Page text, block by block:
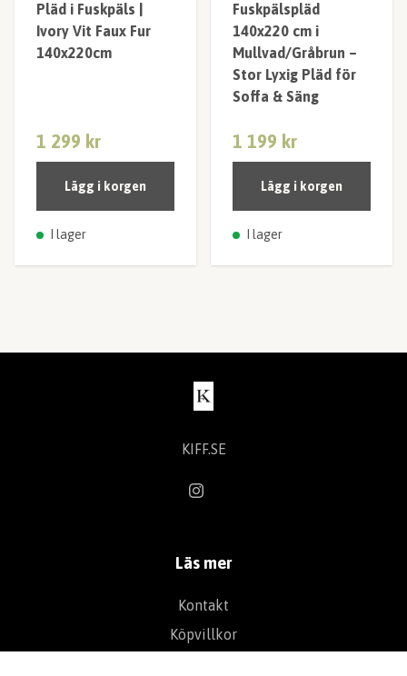
Pläd i Fuskpäls |
Ivory Vit Faux Fur
140x220cm
1 299 kr
Lägg i korgen
I lager
Fuskpälspläd
140x220 cm i
Mullvad/Gråbrun –
Stor Lyxig Pläd för
Soffa & Säng
1 199 kr
Lägg i korgen
I lager
KIFF.SE
Läs mer
Kontakt
Köpvillkor